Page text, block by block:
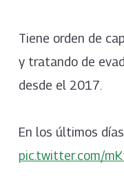
Tiene orden de
y tratando de
desde el 2017.
En los últimos
pic.twitter.com/